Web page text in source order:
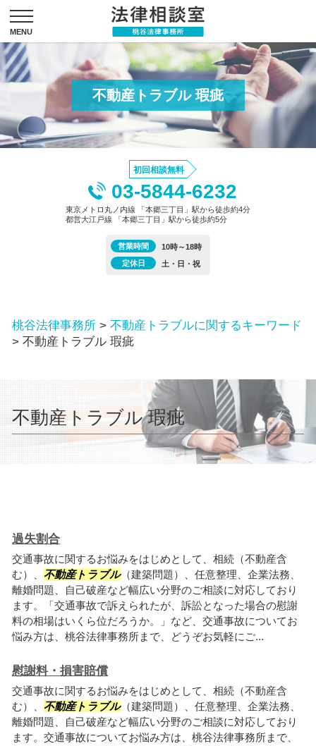
不動産トラブル 瑕疵
初回相談無料
03-5844-6232
東京メトロ丸ノ内線 「本郷三丁目」駅から徒歩約4分
都営大江戸線 「本郷三丁目」駅から徒歩約5分
営業時間
10時～18時
定休日
土・日・祝
桃谷法律事務所 > 不動産トラブルに関するキーワード
> 不動産トラブル 瑕疵
不動産トラブル 瑕疵
過失割合
交通事故に関するお悩みをはじめとして、相続（不動産含
む）、 不動産トラブル（建築問題）、任意整理、企業法務、
離婚問題、自己破産など幅広い分野のご相談に対応しており
ます。「交通事故で訴えられたが、訴訟となった場合の慰謝
料の相場はいくら位だろうか。」など、交通事故についてお
悩み方は、桃谷法律事務所まで、どうぞお気軽にご...
慰謝料・損害賠償
交通事故に関するお悩みをはじめとして、相続（不動産含
む）、 不動産トラブル（建築問題）、任意整理、企業法務、
離婚問題、自己破産など幅広い分野のご相談に対応しており
ます。交通事故についてお悩み方は、桃谷法律事務所まで、